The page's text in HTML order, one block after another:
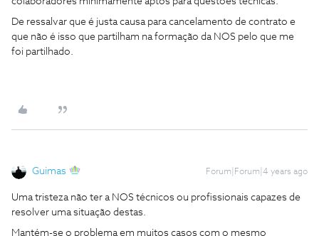
De ressalvar que é justa causa para cancelamento de contrato e
que não é isso que partilham na formação da NOS pelo que me
foi partilhado.
Guimas Forum|Forum|4 years ago
Uma tristeza não ter a NOS técnicos ou profissionais capazes de
resolver uma situação destas.
Mantém-se o problema em muitos casos com o mesmo